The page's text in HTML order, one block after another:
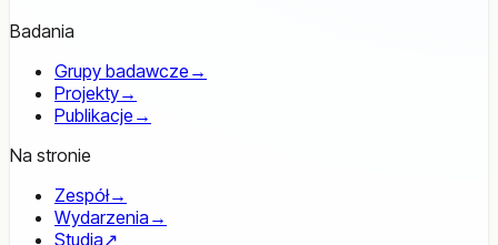
Badania
Grupy badawcze →
Projekty→
Publikacje →
Na stronie
Zespół→
Wydarzenia →
Studia↗